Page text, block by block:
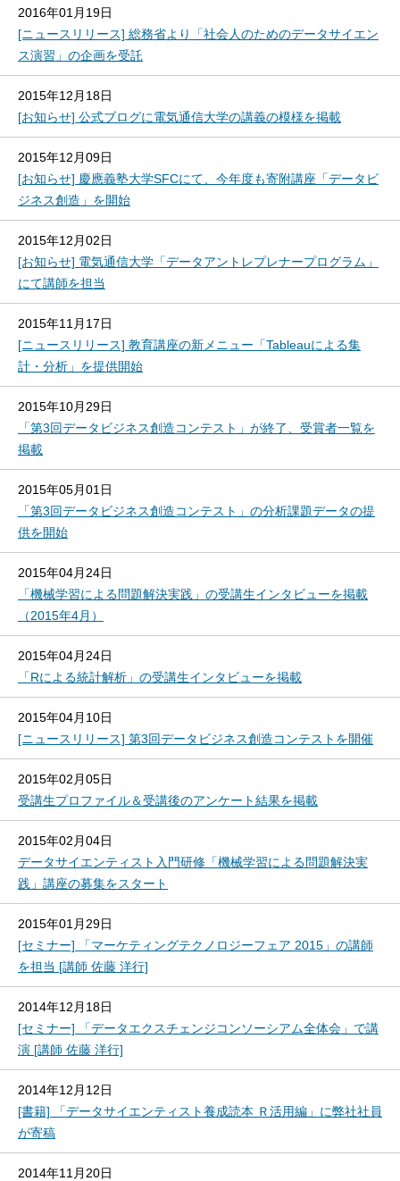
2016年01月19日
[ニュースリリース] 総務省より「社会人のためのデータサイエン
ス演習」の企画を受託
2015年12月18日
[お知らせ] 公式ブログに電気通信大学の講義の模様を掲載
2015年12月09日
[お知らせ] 慶應義塾大学SFCにて、今年度も寄附講座「データビ
ジネス創造」を開始
2015年12月02日
[お知らせ] 電気通信大学「データアントレプレナープログラム」
にて講師を担当
2015年11月17日
[ニュースリリース] 教育講座の新メニュー「Tableauによる集
計・分析」を提供開始
2015年10月29日
「第3回データビジネス創造コンテスト」が終了、受賞者一覧を
掲載
2015年05月01日
「第3回データビジネス創造コンテスト」の分析課題データの提
供を開始
2015年04月24日
「機械学習による問題解決実践」の受講生インタビューを掲載
（2015年4月）
2015年04月24日
「Rによる統計解析」の受講生インタビューを掲載
2015年04月10日
[ニュースリリース] 第3回データビジネス創造コンテストを開催
2015年02月05日
受講生プロファイル＆受講後のアンケート結果を掲載
2015年02月04日
データサイエンティスト入門研修「機械学習による問題解決実
践」講座の募集をスタート
2015年01月29日
[セミナー] 「マーケティングテクノロジーフェア 2015」の講師
を担当 [講師 佐藤 洋行]
2014年12月18日
[セミナー] 「データエクスチェンジコンソーシアム全体会」で講
演 [講師 佐藤 洋行]
2014年12月12日
[書籍] 「データサイエンティスト養成読本 Ｒ活用編」に弊社社員
が寄稿
2014年11月20日